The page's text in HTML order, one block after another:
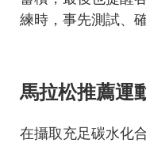
練時，事先測試、
馬拉松推薦運
在攝取充足碳水化